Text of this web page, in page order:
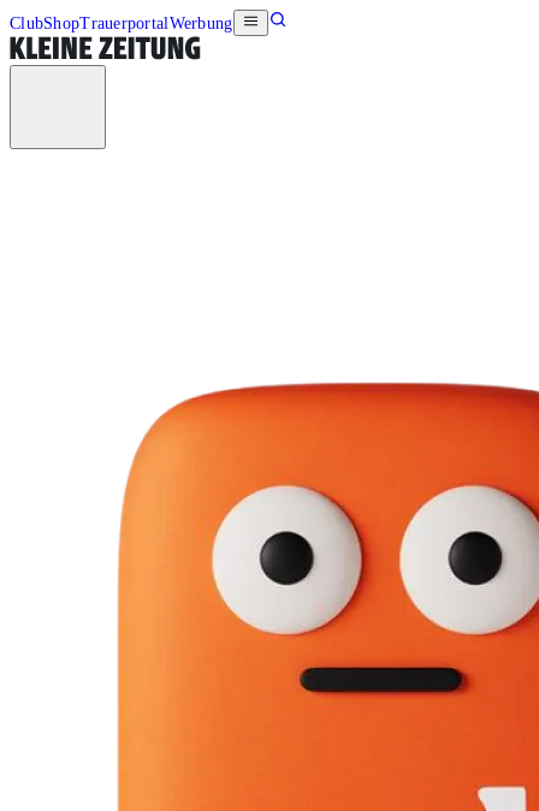
ClubShopTrauerportalWerbung